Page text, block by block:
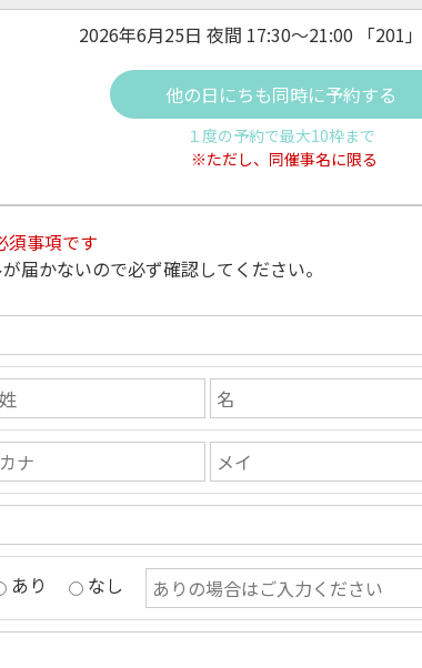
2026年6月25日 夜間 17:30～21:00 「201」
他の日にちも同時に予約する
１度の予約で最大10枠まで
※ただし、同催事名に限る
事項です
届かないので必ず確認してください。
あり なし